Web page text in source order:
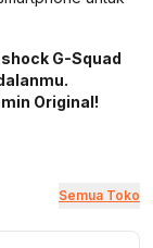
G-Squad
Original!
Semua Toko